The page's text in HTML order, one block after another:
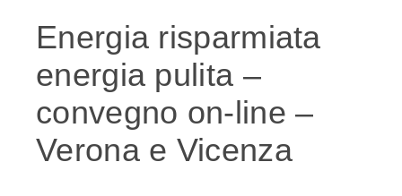
Energia risparmiata
energia pulita –
convegno on-line –
Verona e Vicenza